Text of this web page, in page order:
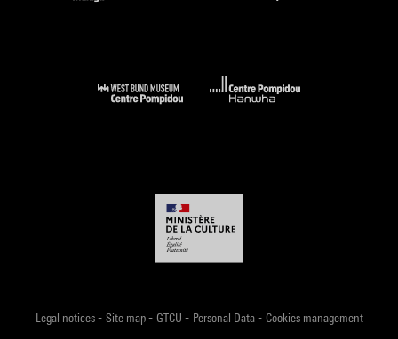
Legal notices- Site map- GTCU - Personal Data- Cookies management